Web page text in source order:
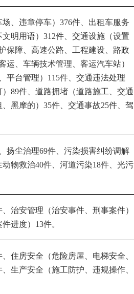
、违章停车）376件、出租车服务
文明用语）312件、交通设施（设置
保障、高速公路、工程建设、路政
运、车辆技术管理、客运汽车站）
平台管理） 115件、交通违法处理
）89件、道路拥堵（道路施工、交通
、黑摩的）35件、交通事故25件、驾
扬尘治理69件、污染损害纠纷调解
动物救治40件、河道污染18件、光污
、治安管理（治安事件、刑事案件）
进度） 13件。
、住房安全（危险房屋、电梯安全、
、生产安全（施工防护、违规操作、